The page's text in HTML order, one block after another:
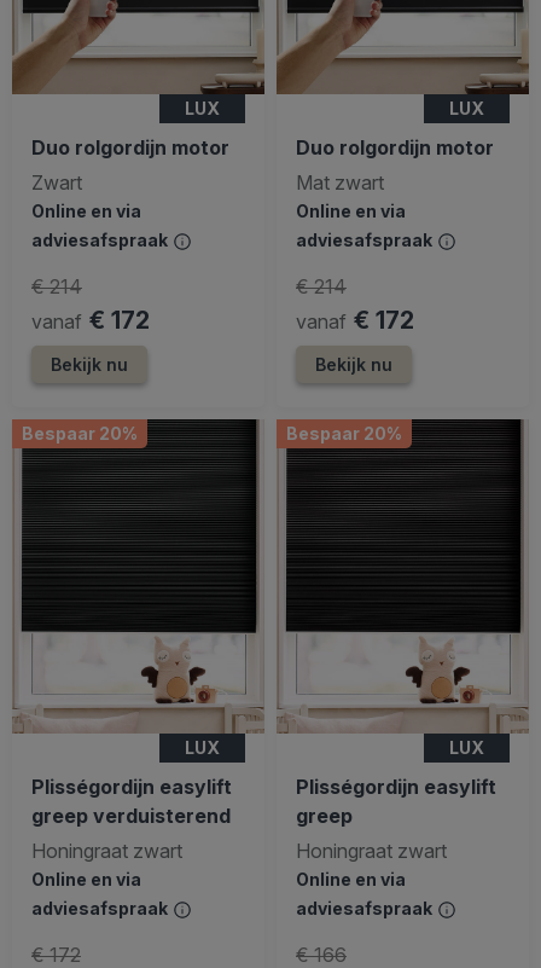
LUX
Duo rolgordijn motor
Zwart
Online en via
adviesafspraak
vanaf € 172
€ 214
Bekijk nu
LUX
Duo rolgordijn motor
Mat zwart
Online en via
adviesafspraak
vanaf € 172
€ 214
Bekijk nu
Bespaar 20%
LUX
Plisségordijn easylift
greep verduisterend
Honingraat zwart
Online en via
adviesafspraak
€ 172
Bespaar 20%
LUX
Plisségordijn easylift
greep
Honingraat zwart
Online en via
adviesafspraak
€ 166